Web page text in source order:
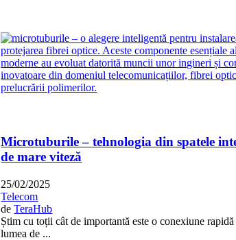
Microtuburile – tehnologia din spatele
de mare viteză
25/02/2025
Telecom
de TeraHub
Știm cu toții cât de importantă este o conexiune
lumea de ...